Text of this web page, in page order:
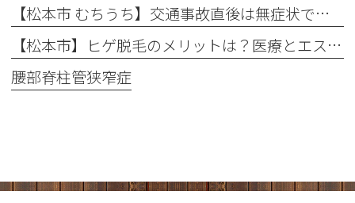
【松本市 むちうち】交通事故直後は無症状でも要注意！後遺症を防ぐ早期受診と自賠責保険のポイント
【松本市】ヒゲ脱毛のメリットは？医療とエステの違いや「値段・回数・痛み」を徹底解説
腰部脊柱管狭窄症